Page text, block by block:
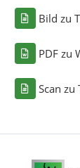
Bild zu
PDF zu
Scan zu